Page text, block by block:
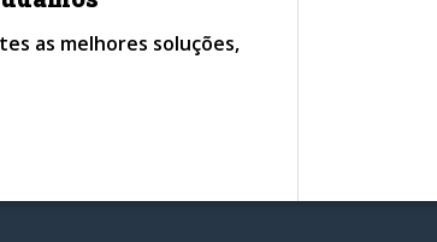
as melhores soluções,